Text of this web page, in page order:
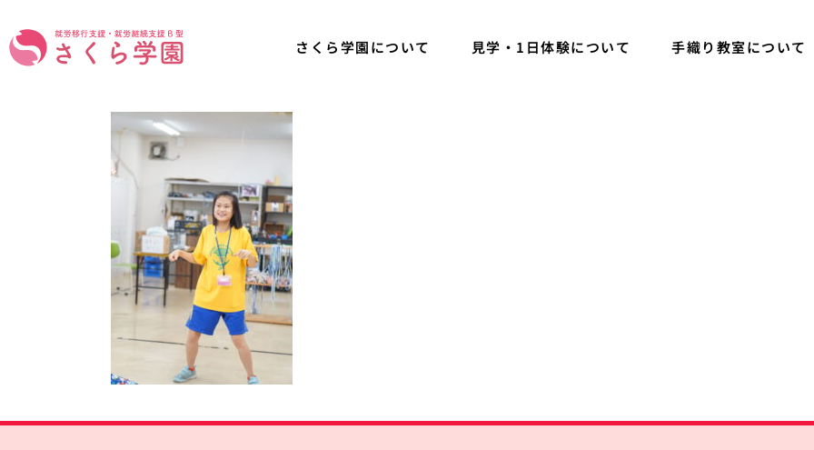
さくら学園について 見学・1日体験について 手織り教室について